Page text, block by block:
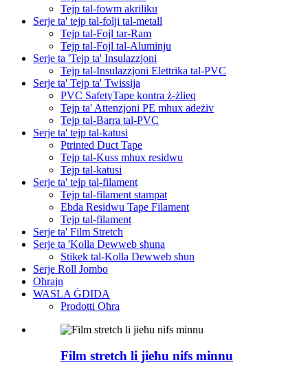
Tejp tal-fowm akriliku
Serje ta' tejp tal-folji tal-metall
Tejp tal-Fojl tar-Ram
Tejp tal-Fojl tal-Aluminju
Serje ta 'Tejp ta' Insulazzjoni
Tejp tal-Insulazzjoni Elettrika tal-PVC
Serje ta' Tejp ta' Twissija
PVC SafetyTape kontra ż-żlieq
Tejp ta' Attenzjoni PE mhux adeżiv
Tejp tal-Barra tal-PVC
Serje ta' tejp tal-katusi
Ptrinted Duct Tape
Tejp tal-Kuss mhux residwu
Tejp tal-katusi
Serje ta' tejp tal-filament
Tejp tal-filament stampat
Ebda Residwu Tape Filament
Tejp tal-filament
Serje ta' Film Stretch
Serje ta 'Kolla Dewweb sħuna
Stikek tal-Kolla Dewweb sħun
Serje Roll Jombo
Oħrajn
WASLA ĠDIDA
Prodotti Oħra
Film stretch li jieħu nifs minnu